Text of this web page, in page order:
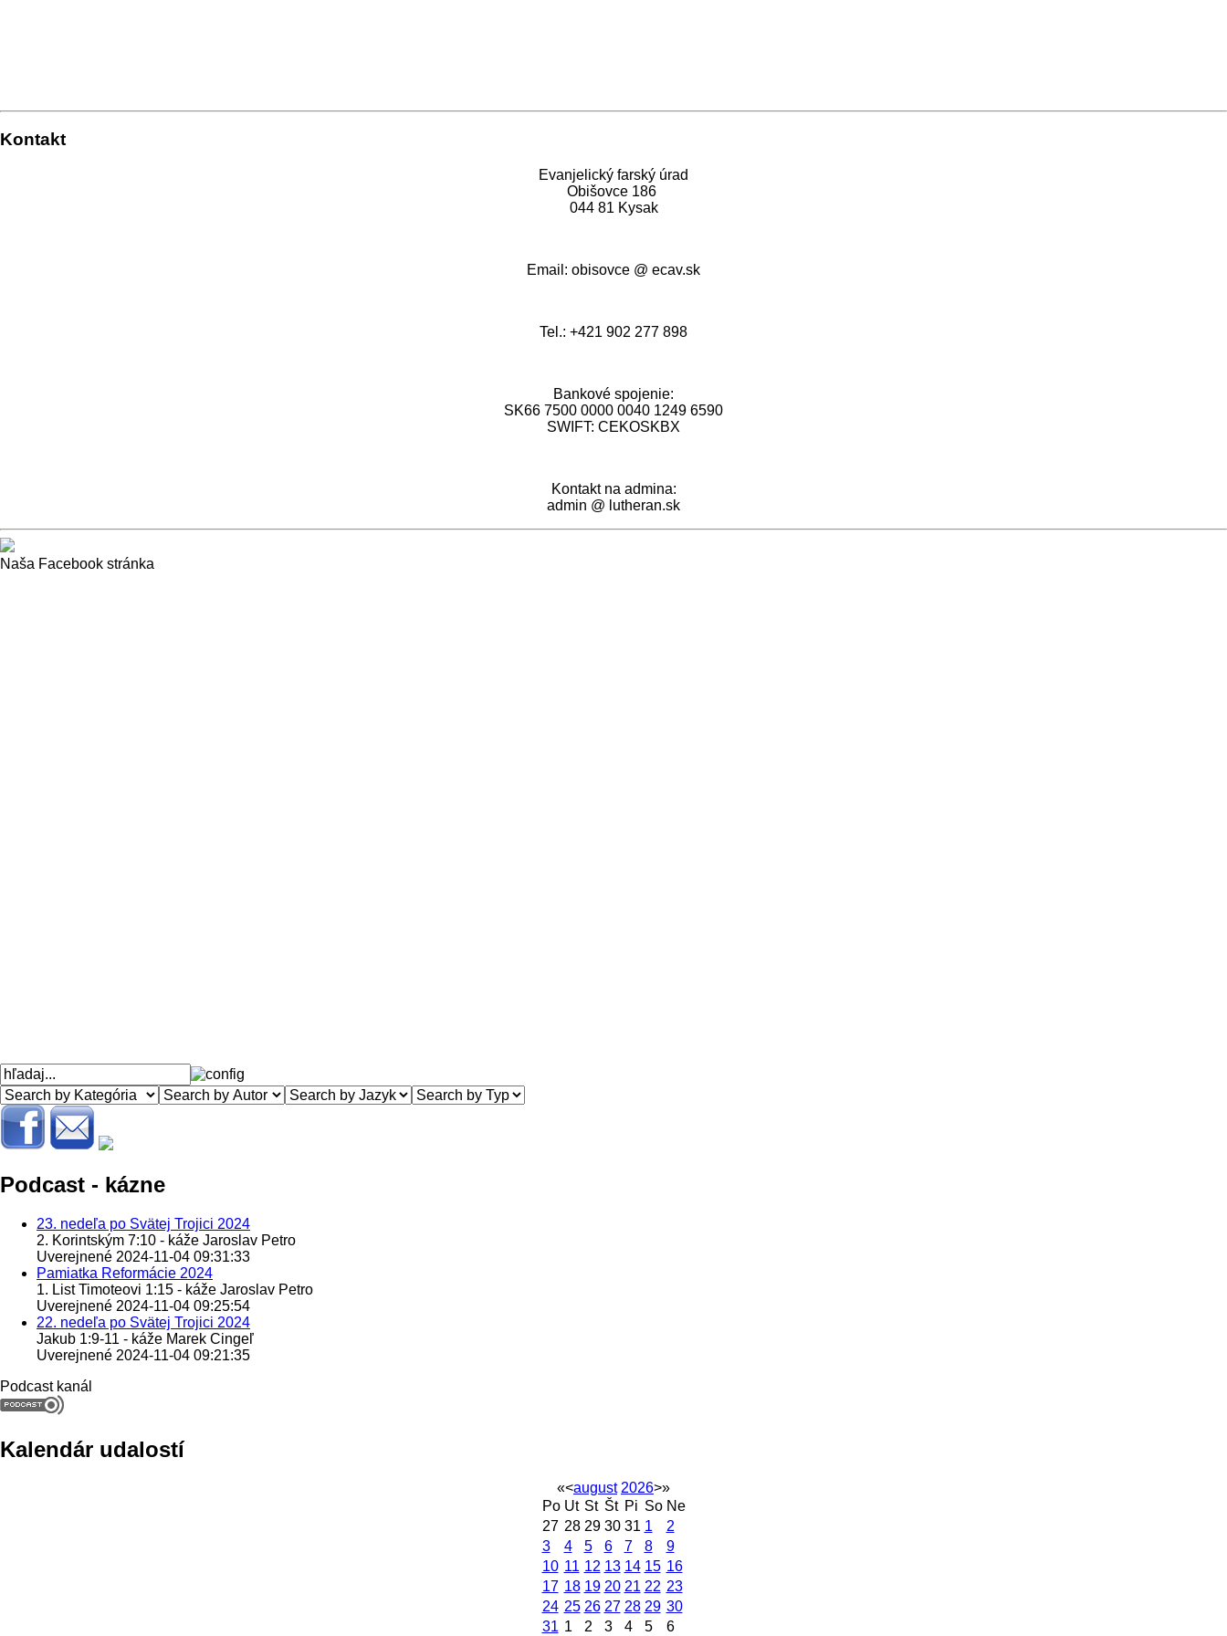
Kontakt
Evanjelický farský úrad
Obišovce 186
044 81 Kysak
Email: obisovce @ ecav.sk
Tel.: +421 902 277 898
Bankové spojenie:
SK66 7500 0000 0040 1249 6590
SWIFT: CEKOSKBX
Kontakt na admina:
admin @ lutheran.sk
Naša Facebook stránka
Podcast - kázne
23. nedeľa po Svätej Trojici 2024
2. Korintským 7:10 - káže Jaroslav Petro
Uverejnené 2024-11-04 09:31:33
Pamiatka Reformácie 2024
1. List Timoteovi 1:15 - káže Jaroslav Petro
Uverejnené 2024-11-04 09:25:54
22. nedeľa po Svätej Trojici 2024
Jakub 1:9-11 - káže Marek Cingeľ
Uverejnené 2024-11-04 09:21:35
Podcast kanál
Kalendár udalostí
«<august 2026>»
Po Ut St Št Pi So Ne
27 28 29 30 31 1
2
3
4 5 6 7 8
9
10 11 12 13 14 15 16
17 18 19 20 21 22 23
24 25 26 27 28 29 30
31 1 2 3 4 5 6